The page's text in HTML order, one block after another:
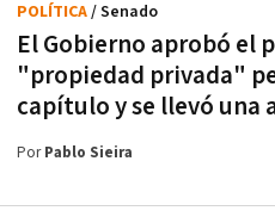
El Gobierno aprobó el
"propiedad privada"
capítulo y se llevó una
POLÍTICA/ Senado
PorPablo Sieira